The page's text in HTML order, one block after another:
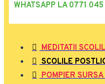
WHATSAPP LA 0771
MEDITATII
SCOLILE
POMPIER